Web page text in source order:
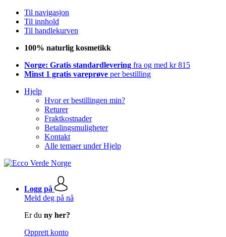
Til navigasjon
Til innhold
Til handlekurven
100% naturlig kosmetikk
Norge: Gratis standardlevering fra og med kr 815
Minst 1 gratis vareprøve per bestilling
Hjelp
Hvor er bestillingen min?
Returer
Fraktkostnader
Betalingsmuligheter
Kontakt
Alle temaer under Hjelp
Logg på
Meld deg på nå
Er du ny her?
Opprett konto